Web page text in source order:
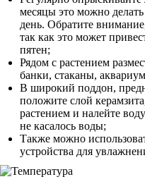
месяцы это можно
день. Обратите
так как это может
пятен;
Рядом с растением
банки, стаканы,
В широкий поддон,
положите слой
растением и налейте
не касалось воды;
Также можно
устройства для